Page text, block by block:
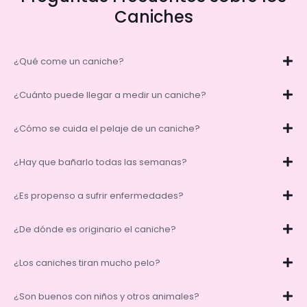
Caniches
¿Qué come un caniche?
¿Cuánto puede llegar a medir un caniche?
¿Cómo se cuida el pelaje de un caniche?
¿Hay que bañarlo todas las semanas?
¿Es propenso a sufrir enfermedades?
¿De dónde es originario el caniche?
¿Los caniches tiran mucho pelo?
¿Son buenos con niños y otros animales?